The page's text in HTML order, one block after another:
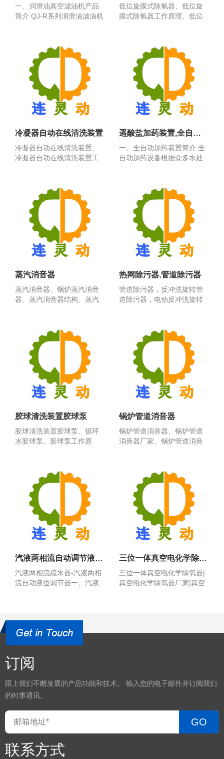
一、润滑油真空滤油机产品
简介 QJ-R系列润滑油滤油机
低位旋膜式除氧器、低位旋
膜式除氧器工作原理、低位
冷凝器自动在线清洗装置
冷凝器自动在线清洗装置、
冷凝器自动在线清洗装置工
遥酸盐加药装置,全自动加药装置
一、全自动加药装置简介 全
自动加药设备根据众多水处
蒸汽消音器
蒸汽消音器、锅炉蒸汽消音
器、蒸汽消音器结构、蒸汽
热网除污器,管道除污器
管道除污器，反冲洗旋转管
道除污器，电动反冲洗旋转
胶球清洗装置胶球泵
胶球清洗装置胶球泵、循环
水胶球泵、胶球泵工作原
锅炉管道消音器
锅炉管道消音器、锅炉管道
消音器厂家、锅炉管道消音
汽液两相流自动调节液位装置
汽液两相流疏水器-汽液两相
流自动液位调节器一、汽液
三位一体真空电化学除氧器
三位一体真空电化学除氧器|
真空电化学除氧器厂家|真空
订阅
跟上我们不断发展的产品功能和技术。 输入您的电子邮件并订阅我们
的时事通讯。
GO
联系方式